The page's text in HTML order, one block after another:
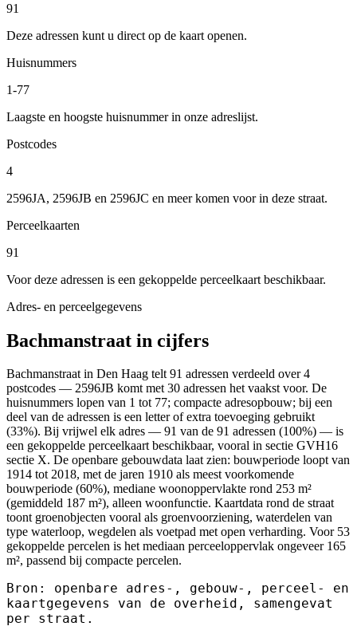
91
Deze adressen kunt u direct op de kaart openen.
Huisnummers
1-77
Laagste en hoogste huisnummer in onze adreslijst.
Postcodes
4
2596JA, 2596JB en 2596JC en meer komen voor in deze straat.
Perceelkaarten
91
Voor deze adressen is een gekoppelde perceelkaart beschikbaar.
Adres- en perceelgegevens
Bachmanstraat in cijfers
Bachmanstraat in Den Haag telt 91 adressen verdeeld over 4
postcodes — 2596JB komt met 30 adressen het vaakst voor. De
huisnummers lopen van 1 tot 77; compacte adresopbouw; bij een
deel van de adressen is een letter of extra toevoeging gebruikt
(33%). Bij vrijwel elk adres — 91 van de 91 adressen (100%) — is
een gekoppelde perceelkaart beschikbaar, vooral in sectie GVH16
sectie X. De openbare gebouwdata laat zien: bouwperiode loopt van
1914 tot 2018, met de jaren 1910 als meest voorkomende
bouwperiode (60%), mediane woonoppervlakte rond 253 m²
(gemiddeld 187 m²), alleen woonfunctie. Kaartdata rond de straat
toont groenobjecten vooral als groenvoorziening, waterdelen van
type waterloop, wegdelen als voetpad met open verharding. Voor 53
gekoppelde percelen is het mediaan perceeloppervlak ongeveer 165
m², passend bij compacte percelen.
Bron: openbare adres-, gebouw-, perceel- en
kaartgegevens van de overheid, samengevat
per straat.